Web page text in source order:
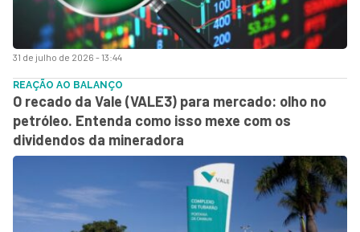
31 de julho de 2026 - 13:44
REAÇÃO AO BALANÇO
O recado da Vale (VALE3) para mercado: olho no
petróleo. Entenda como isso mexe com os
dividendos da mineradora